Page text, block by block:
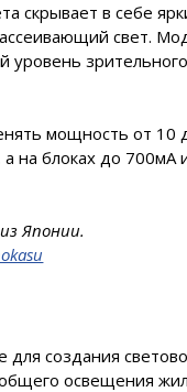
скрывает в себе
свет.
уровень
мощность от 10
на блоках до 700мА
Японии.
для создания
освещения